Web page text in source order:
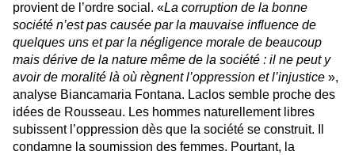
provient de l’ordre social. «La corruption de la bonne
société n’est pas causée par la mauvaise influence de
quelques uns et par la négligence morale de beaucoup
mais dérive de la nature même de la société : il ne peut y
avoir de moralité là où règnent l’oppression et l’injustice »,
analyse Biancamaria Fontana. Laclos semble proche des
idées de Rousseau. Les hommes naturellement libres
subissent l’oppression dès que la société se construit. Il
condamne la soumission des femmes. Pourtant, la